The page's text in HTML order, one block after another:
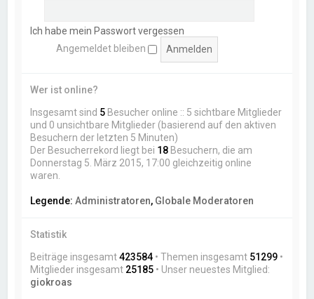
Ich habe mein Passwort vergessen
Angemeldet bleiben
Wer ist online?
Insgesamt sind 5 Besucher online :: 5 sichtbare Mitglieder
und 0 unsichtbare Mitglieder (basierend auf den aktiven
Besuchern der letzten 5 Minuten)
Der Besucherrekord liegt bei 18 Besuchern, die am
Donnerstag 5. März 2015, 17:00 gleichzeitig online
waren.
Legende:Administratoren, Globale Moderatoren
Statistik
Beiträge insgesamt423584 • Themen insgesamt 51299 •
Mitglieder insgesamt 25185 • Unser neuestes Mitglied:
giokroas